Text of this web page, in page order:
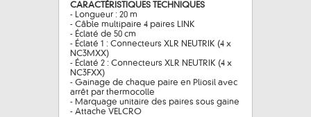
CARACTÉRISTIQUES TECHNIQUES
- Longueur : 20 m
- Câble multipaire 4 paires LINK
- Éclaté de 50 cm
- Éclaté 1 : Connecteurs XLR NEUTRIK (4 x
NC3MXX)
- Éclaté 2 : Connecteurs XLR NEUTRIK (4 x
NC3FXX)
- Gainage de chaque paire en Pliosil avec
arrêt par thermocolle
- Marquage unitaire des paires sous gaine
- Attache VELCRO